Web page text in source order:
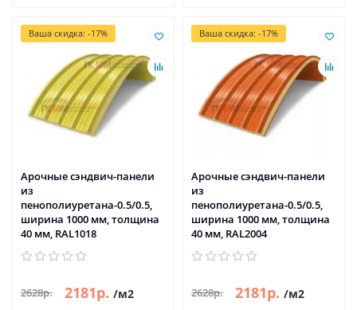
Ваша скидка: -17%
Арочные сэндвич-панели
из
пенополиуретана-0.5/0.5,
ширина 1000 мм, толщина
40 мм, RAL1018
2628р. 2181р. /м2
Ваша скидка: -17%
Арочные сэндвич-панели
из
пенополиуретана-0.5/0.5,
ширина 1000 мм, толщина
40 мм, RAL2004
2628р. 2181р. /м2